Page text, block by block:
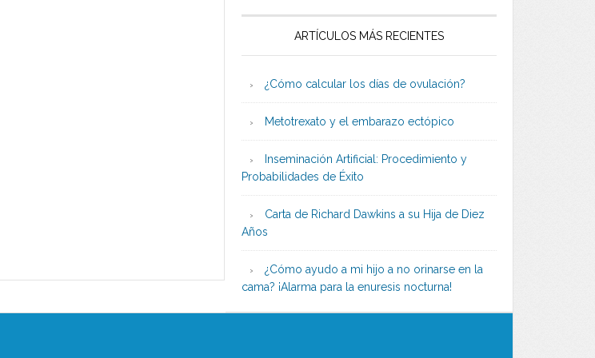
ARTÍCULOS MÁS RECIENTES
¿Cómo calcular los días de ovulación?
Metotrexato y el embarazo ectópico
Inseminación Artificial: Procedimiento y
Probabilidades de Éxito
Carta de Richard Dawkins a su Hija de Diez
Años
¿Cómo ayudo a mi hijo a no orinarse en la
cama? ¡Alarma para la enuresis nocturna!